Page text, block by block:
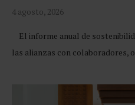
4 agosto, 2026
El informe anual de
las alianzas con colaboradores,